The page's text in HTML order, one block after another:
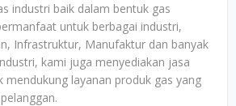
industri baik dalam bentuk gas
untuk berbagai industri,
Infrastruktur, Manufaktur dan banyak
kami juga menyediakan jasa
mendukung layanan produk gas yang